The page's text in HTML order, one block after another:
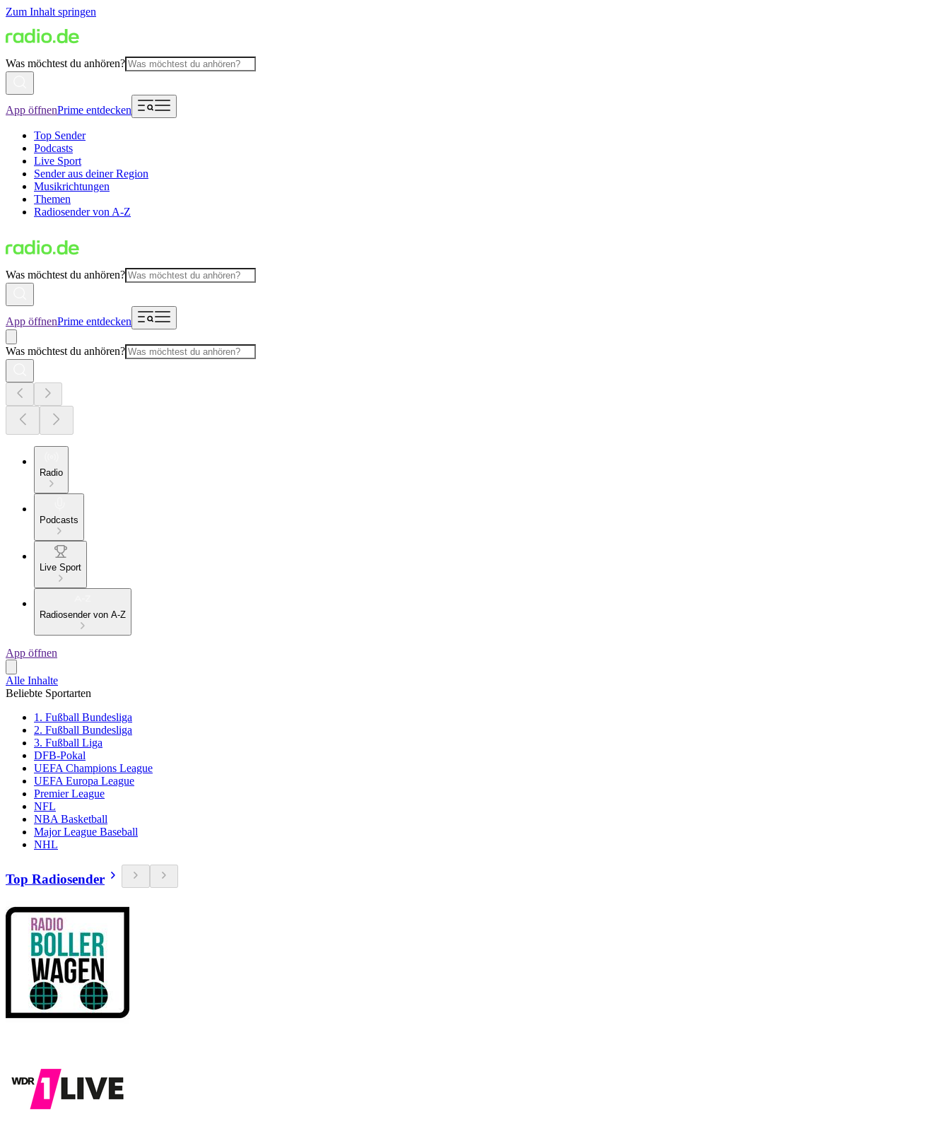
Zum Inhalt springen
Was möchtest du anhören?
App öffnenPrime entdecken
Top Sender
Podcasts
Live Sport
Sender aus deiner Region
Musikrichtungen
Themen
Radiosender von A-Z
Was möchtest du anhören?
App öffnenPrime entdecken
Was möchtest du anhören?
Radio
Podcasts
Live Sport
Radiosender von A-Z
App öffnen
Alle Inhalte
Beliebte Sportarten
1. Fußball Bundesliga
2. Fußball Bundesliga
3. Fußball Liga
DFB-Pokal
UEFA Champions League
UEFA Europa League
Premier League
NFL
NBA Basketball
Major League Baseball
NHL
Top Radiosender